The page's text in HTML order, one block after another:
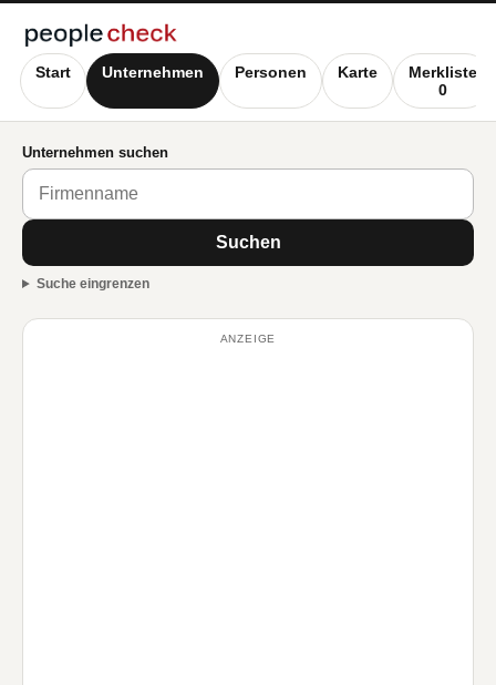
Start Unternehmen Personen Karte
Merkliste
0
Unternehmen suchen
Suchen
Suche eingrenzen
ANZEIGE